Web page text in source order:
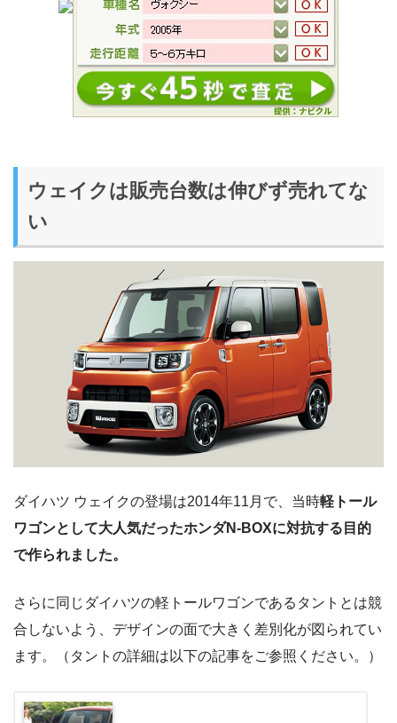
ウェイクは販売台数は伸びず売れてな
い
ダイハツ ウェイクの登場は2014年11月で、当時軽トール
ワゴンとして大人気だったホンダN-BOXに対抗する目的
で作られました。
さらに同じダイハツの軽トールワゴンであるタントとは競
合しないよう、デザインの面で大きく差別化が図られてい
ます。（タントの詳細は以下の記事をご参照ください。）